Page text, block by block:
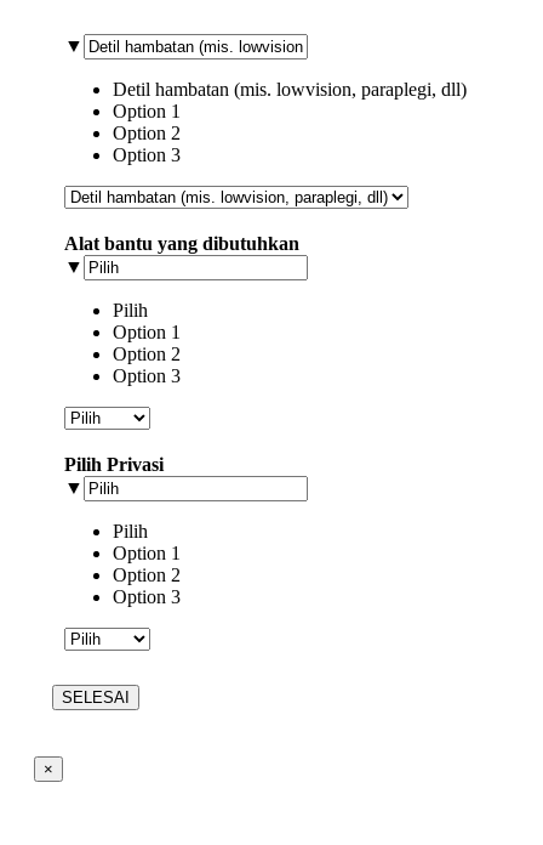
▼
Detil hambatan (mis. lowvision, paraplegi, dll)
Option 1
Option 2
Option 3
Alat bantu yang dibutuhkan
▼
Pilih
Option 1
Option 2
Option 3
Pilih Privasi
▼
Pilih
Option 1
Option 2
Option 3
SELESAI
×